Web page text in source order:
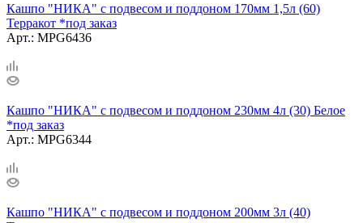
Кашпо "НИКА" с подвесом и поддоном 170мм 1,5л (60)
Терракот *под заказ
Арт.: MPG6436
Кашпо "НИКА" с подвесом и поддоном 230мм 4л (30) Белое
*под заказ
Арт.: MPG6344
Кашпо "НИКА" с подвесом и поддоном 200мм 3л (40)